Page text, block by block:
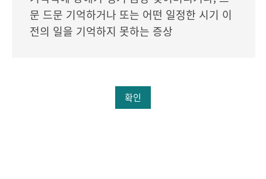
문 드문 기억하거나 또는 어떤 일정한 시기 이
전의 일을 기억하지 못하는 증상
확인